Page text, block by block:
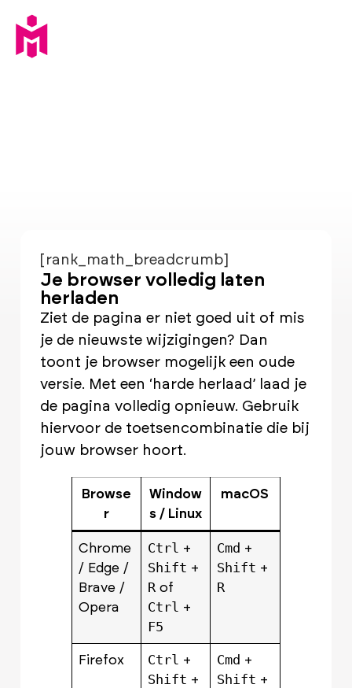
[rank_math_breadcrumb]
Je browser volledig laten
herladen
Ziet de pagina er niet goed uit of mis
je de nieuwste wijzigingen? Dan
toont je browser mogelijk een oude
versie. Met een ‘harde herlaad’ laad je
de pagina volledig opnieuw. Gebruik
hiervoor de toetsencombinatie die bij
jouw browser hoort.
Browse
r
Window
s / Linux
macOS
Chrome
/ Edge /
Brave /
Opera
Ctrl +
Shift +
R of
Ctrl +
F5
Cmd +
Shift +
R
Firefox Ctrl +
Shift +
Cmd +
Shift +